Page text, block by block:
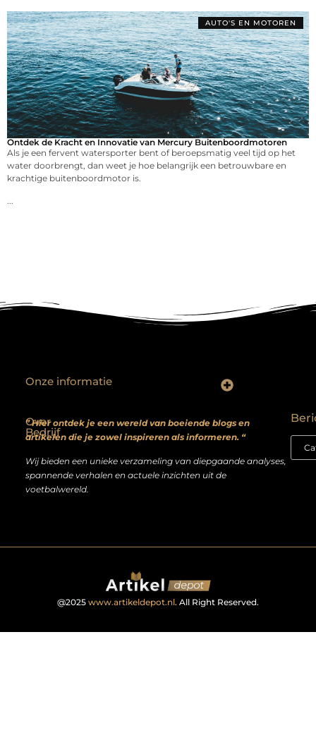
AUTO'S EN MOTOREN
Ontdek de Kracht en Innovatie van Mercury Buitenboordmotoren
Als je een fervent watersporter bent of beroepsmatig veel tijd op het
water doorbrengt, dan weet je hoe belangrijk een betrouwbare en
krachtige buitenboordmotor is.
...
Over
Bedrijf
” Hier ontdek je een wereld van boeiende blogs en
artikelen die je zowel inspireren als informeren. “
Wij bieden een unieke verzameling van diepgaande analyses,
spannende verhalen en actuele inzichten uit de
voetbalwereld.
Onze informatie
@2025 www.artikeldepot.nl. All Right Reserved.